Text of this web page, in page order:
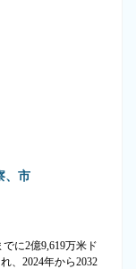
、市
に2億9,619万米ド
、2024年から2032